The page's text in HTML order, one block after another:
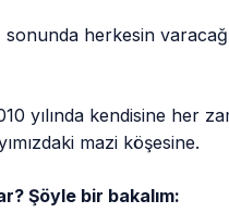
herkesin
yılında kendisine her
mazi köşesine.
Şöyle bir bakalım: